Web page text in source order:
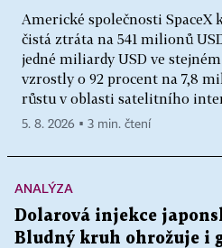
Americké společnosti
čistá ztráta na 541 milionů
jedné miliardy USD ve
vzrostly o 92 procent na 7,8
růstu v oblasti satelitního
5. 8. 2026 ▪ 3 min. čtení
ANALÝZA
Dolarová injekce
Bludný kruh ohrožuje i